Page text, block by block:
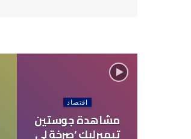
اقتصاد
مشاهدة جوستين
تيمبرليك ‘صرخة لي